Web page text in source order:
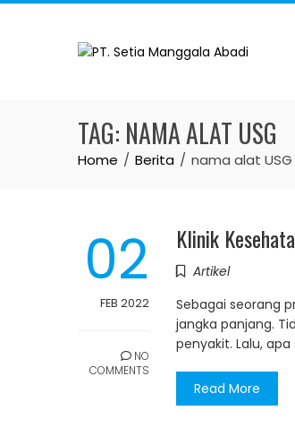
Skip
TAG: NAMA ALAT USG
Home Berita nama alat USG
02
FEB 2022
NO
COMMENTS
Klinik
Artikel
Sebagai seorang
jangka panjang.
penyakit. Lalu,
Read More